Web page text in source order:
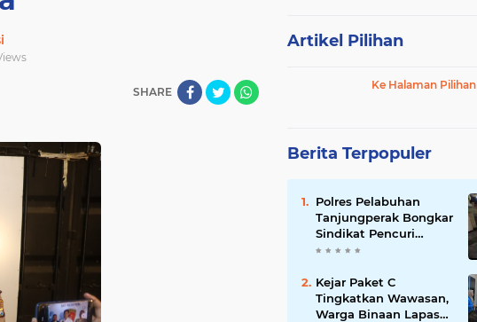
SHARE
Artikel Pilihan
Ke Halaman Pilihan
Berita Terpopuler
Polres Pelabuhan
Tanjungperak Bongkar
Sindikat Pencuri
Belasan Unit AC,
Diamankan
Kejar Paket C
Tingkatkan Wawasan,
Warga Binaan Lapas